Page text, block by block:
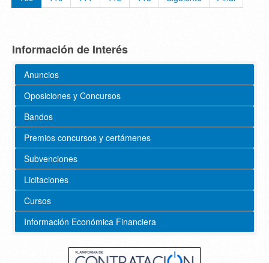
Información de Interés
Anuncios
Oposiciones y Concursos
Bandos
Premios concursos y certámenes
Subvenciones
Licitaciones
Cursos
Información Económica Financiera